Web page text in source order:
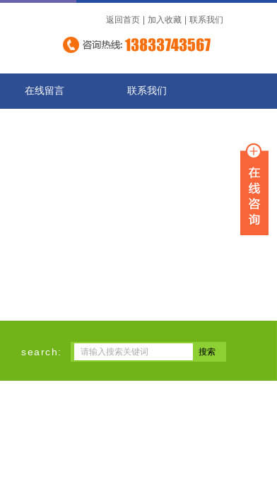
返回首页 加入收藏 联系我们
在线留言 联系我们
search: